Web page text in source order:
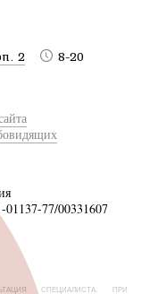
2 8-20
77/00331607
СПЕЦИАЛИСТА. ПРИ